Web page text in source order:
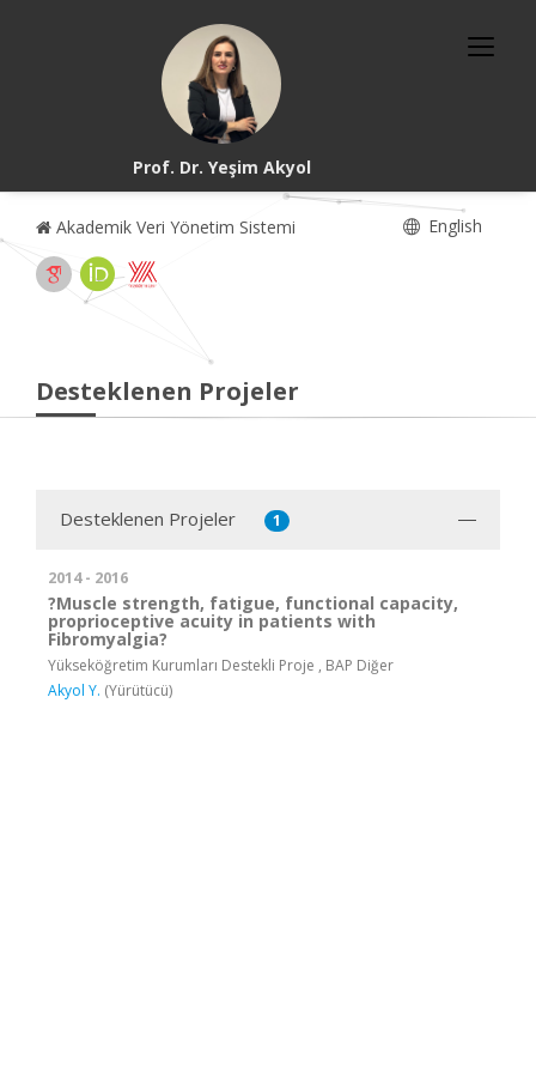
Prof. Dr. Yeşim Akyol
Akademik Veri Yönetim Sistemi English
Desteklenen Projeler
Desteklenen Projeler 1
2014 - 2016
?Muscle strength, fatigue, functional capacity,
proprioceptive acuity in patients with
Fibromyalgia?
Yükseköğretim Kurumları Destekli Proje , BAP Diğer
Akyol Y. (Yürütücü)